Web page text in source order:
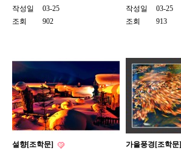
작성일
03-25
조회
902
작성일
03-25
조회
913
설향[조학문]
가을풍경[조학문]